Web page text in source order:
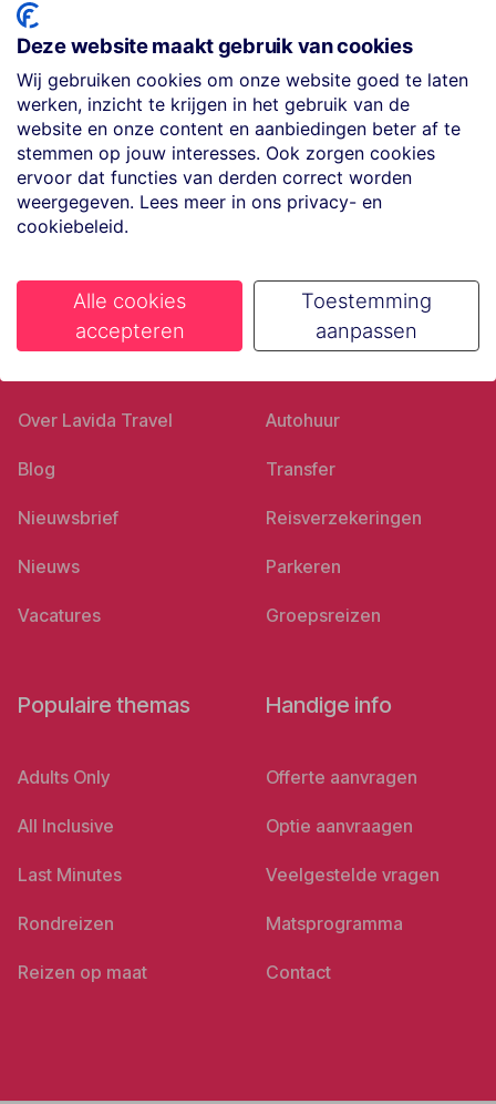
Volg ons op social media
Ons bedrijf
Over Lavida Travel
Blog
Nieuwsbrief
Nieuws
Vacatures
Goed voorbereid
Autohuur
Transfer
Reisverzekeringen
Parkeren
Groepsreizen
Populaire themas
Adults Only
All Inclusive
Last Minutes
Rondreizen
Reizen op maat
Handige info
Offerte aanvragen
Optie aanvraagen
Veelgestelde vragen
Matsprogramma
Contact
Deze website maakt gebruik van cookies
Wij gebruiken cookies om onze website goed te laten
werken, inzicht te krijgen in het gebruik van de
website en onze content en aanbiedingen beter af te
stemmen op jouw interesses. Ook zorgen cookies
ervoor dat functies van derden correct worden
weergegeven. Lees meer in ons privacy- en
cookiebeleid.
Alle cookies
accepteren
Toestemming
aanpassen